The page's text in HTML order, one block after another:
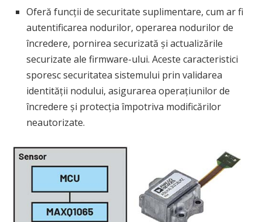
Oferă funcții de securitate suplimentare, cum ar fi
autentificarea nodurilor, operarea nodurilor de
încredere, pornirea securizată și actualizările
securizate ale firmware-ului. Aceste caracteristici
sporesc securitatea sistemului prin validarea
identității nodului, asigurarea operațiunilor de
încredere și protecția împotriva modificărilor
neautorizate.